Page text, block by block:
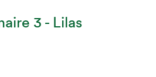
3 - Lilas